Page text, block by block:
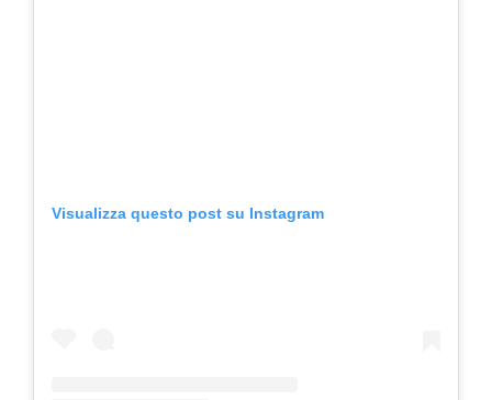
Visualizza questo post su Instagram